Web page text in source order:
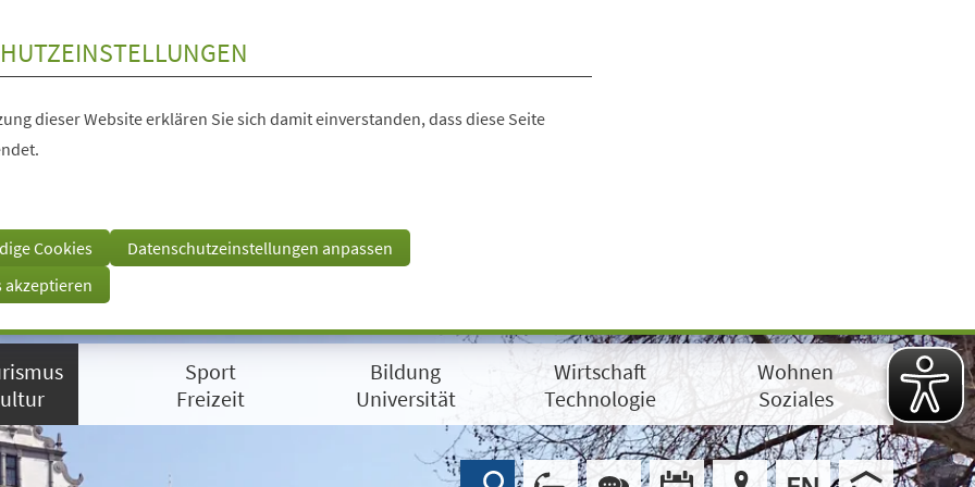
dieser Website erklären Sie sich damit einverstanden, dass diese Seite
Cookies
Datenschutzeinstellungen anpassen
akzeptieren
Sport
Freizeit
Bildung
Universität
Wirtschaft
Technologie
Wohnen
Soziales